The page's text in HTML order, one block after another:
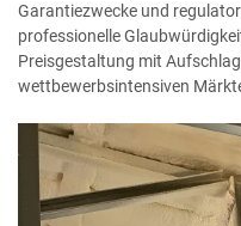
Garantiezwecke und
professionelle
Preisgestaltung mit
wettbewerbsintensiven